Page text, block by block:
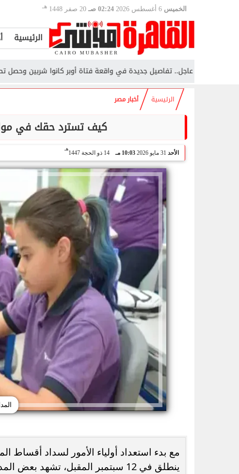
الخميس 02:24 صـ 20 صفر 1448 هـ
الرئيسية
عاجل.. تفاصيل جديدة في واقعة فتاة أوبر كانوا شربين وحصل تصرفات
الرئيسية أخبار مصر
كيف تسترد حقك في
الأحد 10:03 مـ 14 ذو الحجة 1447
هـ
مع بدء استعداد أولياء الأمور لسداد أقساط
ينطلق في 12 سبتمبر المقبل،